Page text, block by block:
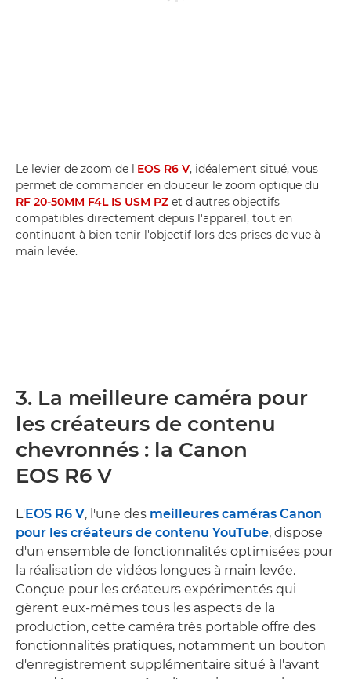
Le levier de zoom de l'EOS R6 V, idéalement situé, vous
permet de commander en douceur le zoom optique du
RF 20-50MM F4L IS USM PZ et d'autres objectifs
compatibles directement depuis l'appareil, tout en
continuant à bien tenir l'objectif lors des prises de vue à
main levée.
3. La meilleure caméra pour
les créateurs de contenu
chevronnés : la Canon
EOS R6 V
L'EOS R6 V, l'une des meilleures caméras Canon
pour les créateurs de contenu YouTube, dispose
d'un ensemble de fonctionnalités optimisées pour
la réalisation de vidéos longues à main levée.
Conçue pour les créateurs expérimentés qui
gèrent eux-mêmes tous les aspects de la
production, cette caméra très portable offre des
fonctionnalités pratiques, notamment un bouton
d'enregistrement supplémentaire situé à l'avant